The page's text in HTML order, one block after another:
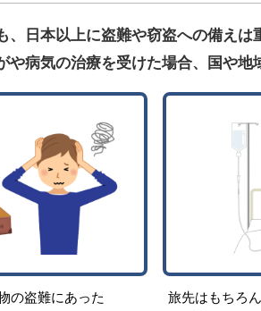
、日本以上に盗難や窃盗への備えは
や病気の治療を受けた場合、国や
の盗難にあった
旅先はもちろ